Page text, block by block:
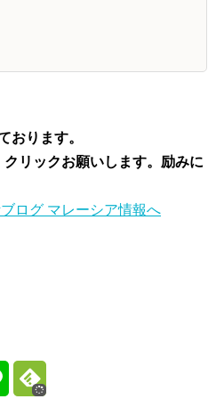
おります。
リックお願いします。励みに